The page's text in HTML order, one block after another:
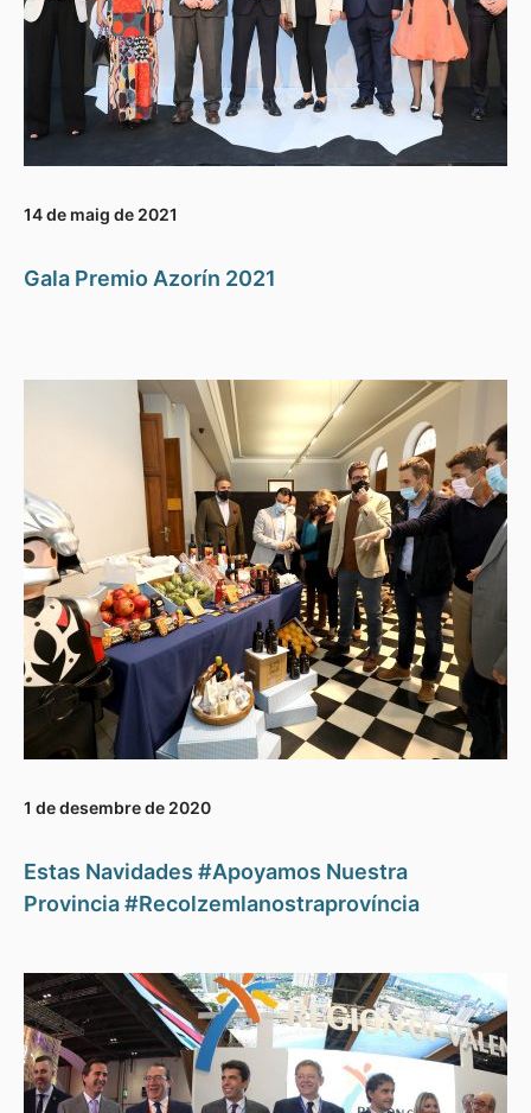
14 de maig de 2021
Gala Premio Azorín 2021
1 de desembre de 2020
Estas Navidades #Apoyamos Nuestra
Provincia #Recolzemlanostraprovíncia